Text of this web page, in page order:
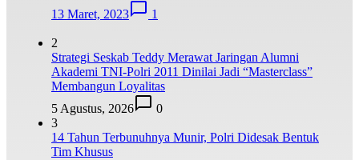
13 Maret, 2023
1
2
Strategi Seskab Teddy Merawat Jaringan Alumni
Akademi TNI-Polri 2011 Dinilai Jadi “Masterclass”
Membangun Loyalitas
5 Agustus, 2026
0
3
14 Tahun Terbunuhnya Munir, Polri Didesak Bentuk
Tim Khusus